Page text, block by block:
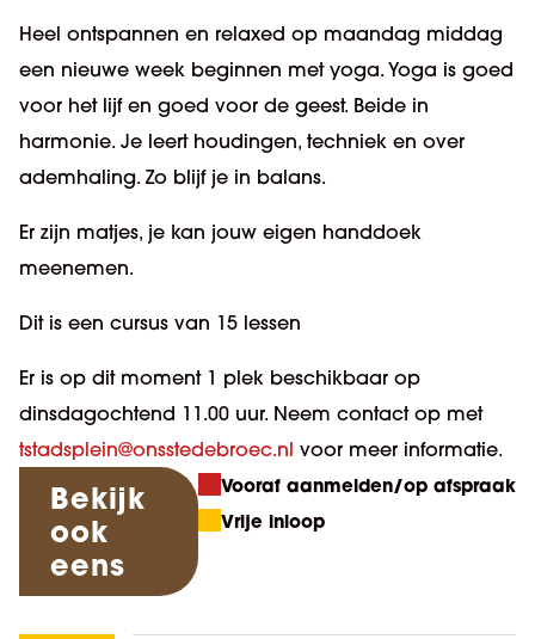
Heel ontspannen en relaxed op maandag middag
een nieuwe week beginnen met yoga. Yoga is goed
voor het lijf en goed voor de geest. Beide in
harmonie. Je leert houdingen, techniek en over
ademhaling. Zo blijf je in balans.
Er zijn matjes, je kan jouw eigen handdoek
meenemen.
Dit is een cursus van 15 lessen
Er is op dit moment 1 plek beschikbaar op
dinsdagochtend 11.00 uur. Neem contact op met
tstadsplein@onsstedebroec.nl voor meer informatie.
Bekijk
ook
eens
Vooraf aanmelden/op afspraak
Vrije inloop